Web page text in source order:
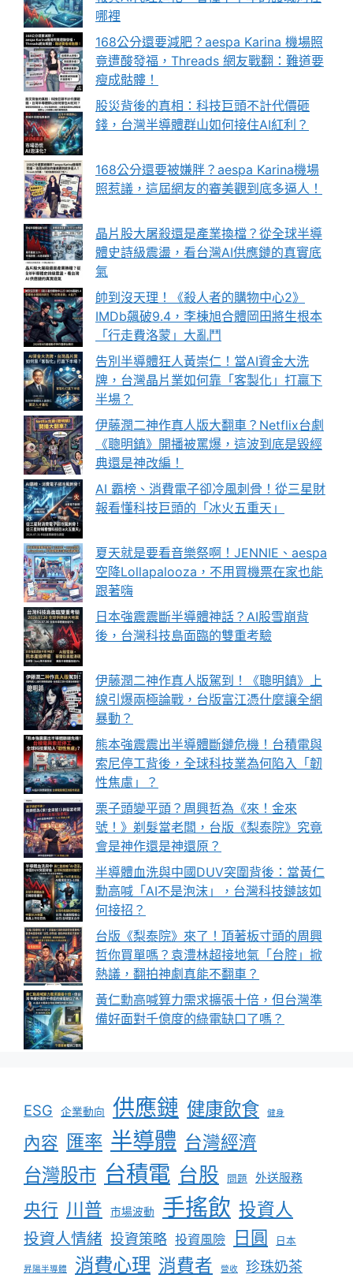
哪裡
168公分還要減肥？aespa Karina 機場照
竟遭酸發福，Threads 網友戰翻：難道要
瘦成骷髏！
股災背後的真相：科技巨頭不計代價砸
錢，台灣半導體群山如何接住AI紅利？
168公分還要被嫌胖？aespa Karina機場
照惹議，這屆網友的審美觀到底多逼人！
晶片股大屠殺還是產業換檔？從全球半導
體史詩級震盪，看台灣AI供應鏈的真實底
氣
帥到沒天理！《殺人者的購物中心2》
IMDb飆破9.4，李棟旭合體岡田將生根本
「行走費洛蒙」大亂鬥
告別半導體狂人黃崇仁！當AI資金大洗
牌，台灣晶片業如何靠「客製化」打贏下
半場？
伊藤潤二神作真人版大翻車？Netflix台劇
《聰明鎮》開播被罵爆，這波到底是毀經
典還是神改編！
AI 霸榜、消費電子卻冷風刺骨！從三星財
報看懂科技巨頭的「冰火五重天」
夏天就是要看音樂祭啊！JENNIE、aespa
空降Lollapalooza，不用買機票在家也能
跟著嗨
日本強震震斷半導體神話？AI股雪崩背
後，台灣科技島面臨的雙重考驗
伊藤潤二神作真人版駕到！《聰明鎮》上
線引爆兩極論戰，台版富江憑什麼讓全網
暴動？
熊本強震震出半導體斷鏈危機！台積電與
索尼停工背後，全球科技業為何陷入「韌
性焦慮」？
栗子頭變平頭？周興哲為《來！金來
號！》剃髮當老闆，台版《梨泰院》究竟
會是神作還是神還原？
半導體血洗與中國DUV突圍背後：當黃仁
勳高喊「AI不是泡沫」，台灣科技鏈該如
何接招？
台版《梨泰院》來了！頂著板寸頭的周興
哲你買單嗎？袁澧林超接地氣「台腔」掀
熱議，翻拍神劇真能不翻車？
黃仁勳高喊算力需求擴張十倍，但台灣準
備好面對千億度的綠電缺口了嗎？
ESG 企業動向 供應鏈 健康飲食 健身
內容 匯率 半導體 台灣經濟
台灣股市 台積電 台股 問題 外送服務
央行 川普 市場波動 手搖飲 投資人
投資人情緒 投資策略 投資風險 日圓 日本
昇陽半導體 消費心理 消費者 營收 珍珠奶茶